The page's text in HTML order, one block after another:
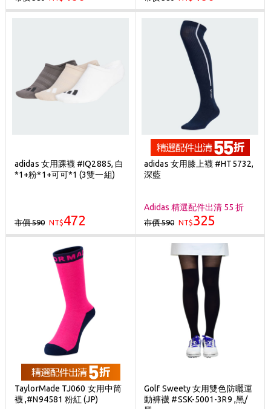
adidas 女用踝襪 #IQ2885, 白
*1+粉*1+可可*1 (3雙一組)
市價 590 NT$472
adidas 女用膝上襪 #HT5732,
深藍
Adidas 精選配件出清 55 折
市價 590 NT$325
TaylorMade TJ060 女用中筒
襪 ,#N94581 粉紅 (JP)
Golf Sweety 女用雙色防曬運
動褲襪 #SSK-5001-3R9 ,黑/